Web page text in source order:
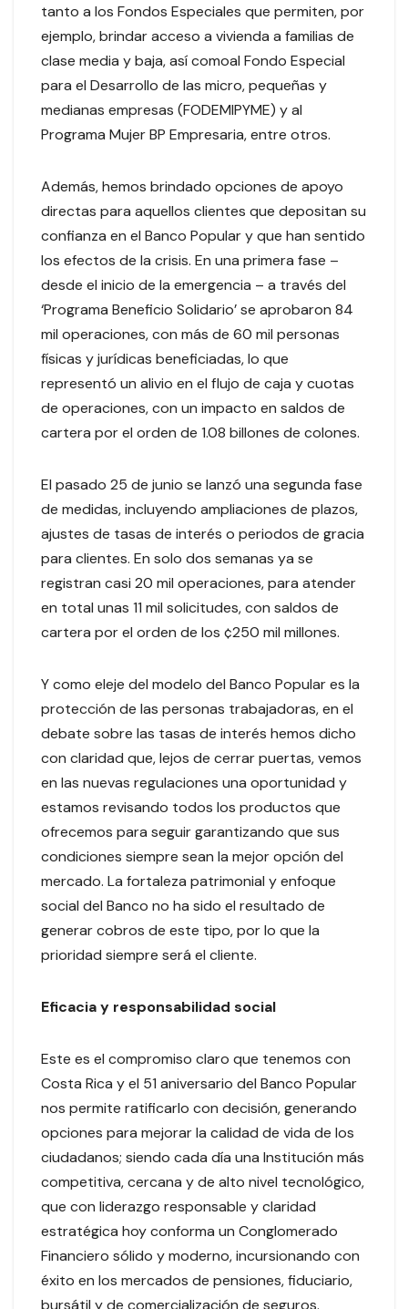
tanto a los Fondos Especiales que permiten, por
ejemplo, brindar acceso a vivienda a familias de
clase media y baja, así comoal Fondo Especial
para el Desarrollo de las micro, pequeñas y
medianas empresas (FODEMIPYME) y al
Programa Mujer BP Empresaria, entre otros.
Además, hemos brindado opciones de apoyo
directas para aquellos clientes que depositan su
confianza en el Banco Popular y que han sentido
los efectos de la crisis. En una primera fase –
desde el inicio de la emergencia – a través del
‘Programa Beneficio Solidario’ se aprobaron 84
mil operaciones, con más de 60 mil personas
físicas y jurídicas beneficiadas, lo que
representó un alivio en el flujo de caja y cuotas
de operaciones, con un impacto en saldos de
cartera por el orden de 1.08 billones de colones.
El pasado 25 de junio se lanzó una segunda fase
de medidas, incluyendo ampliaciones de plazos,
ajustes de tasas de interés o periodos de gracia
para clientes. En solo dos semanas ya se
registran casi 20 mil operaciones, para atender
en total unas 11 mil solicitudes, con saldos de
cartera por el orden de los ¢250 mil millones.
Y como eleje del modelo del Banco Popular es la
protección de las personas trabajadoras, en el
debate sobre las tasas de interés hemos dicho
con claridad que, lejos de cerrar puertas, vemos
en las nuevas regulaciones una oportunidad y
estamos revisando todos los productos que
ofrecemos para seguir garantizando que sus
condiciones siempre sean la mejor opción del
mercado. La fortaleza patrimonial y enfoque
social del Banco no ha sido el resultado de
generar cobros de este tipo, por lo que la
prioridad siempre será el cliente.
Eficacia y responsabilidad social
Este es el compromiso claro que tenemos con
Costa Rica y el 51 aniversario del Banco Popular
nos permite ratificarlo con decisión, generando
opciones para mejorar la calidad de vida de los
ciudadanos; siendo cada día una Institución más
competitiva, cercana y de alto nivel tecnológico,
que con liderazgo responsable y claridad
estratégica hoy conforma un Conglomerado
Financiero sólido y moderno, incursionando con
éxito en los mercados de pensiones, fiduciario,
bursátil y de comercialización de seguros.